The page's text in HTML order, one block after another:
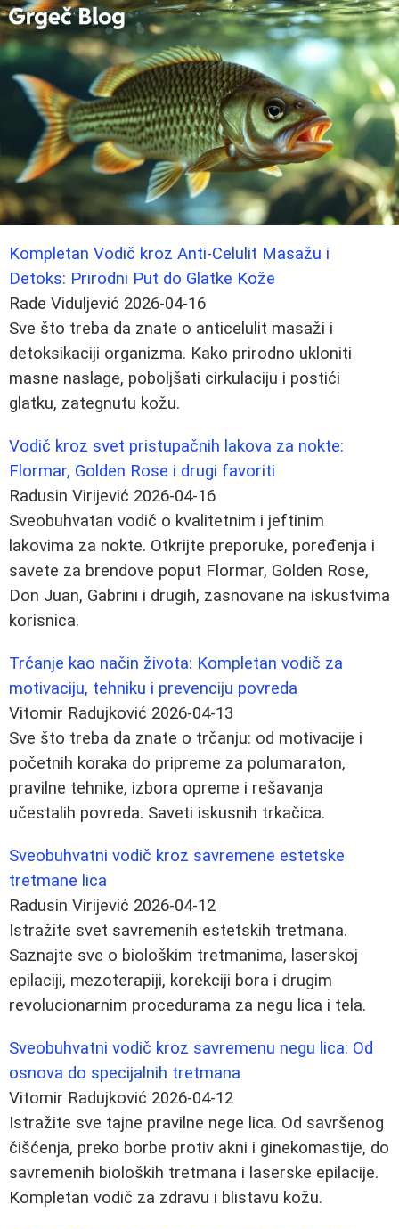
Kompletan Vodič kroz Anti-Celulit Masažu i
Detoks: Prirodni Put do Glatke Kože
Rade Viduljević 2026-04-16
Sve što treba da znate o anticelulit masaži i
detoksikaciji organizma. Kako prirodno ukloniti
masne naslage, poboljšati cirkulaciju i postići
glatku, zategnutu kožu.
Vodič kroz svet pristupačnih lakova za nokte:
Flormar, Golden Rose i drugi favoriti
Radusin Virijević 2026-04-16
Sveobuhvatan vodič o kvalitetnim i jeftinim
lakovima za nokte. Otkrijte preporuke, poređenja i
savete za brendove poput Flormar, Golden Rose,
Don Juan, Gabrini i drugih, zasnovane na iskustvima
korisnica.
Trčanje kao način života: Kompletan vodič za
motivaciju, tehniku i prevenciju povreda
Vitomir Radujković 2026-04-13
Sve što treba da znate o trčanju: od motivacije i
početnih koraka do pripreme za polumaraton,
pravilne tehnike, izbora opreme i rešavanja
učestalih povreda. Saveti iskusnih trkačica.
Sveobuhvatni vodič kroz savremene estetske
tretmane lica
Radusin Virijević 2026-04-12
Istražite svet savremenih estetskih tretmana.
Saznajte sve o biološkim tretmanima, laserskoj
epilaciji, mezoterapiji, korekciji bora i drugim
revolucionarnim procedurama za negu lica i tela.
Sveobuhvatni vodič kroz savremenu negu lica: Od
osnova do specijalnih tretmana
Vitomir Radujković 2026-04-12
Istražite sve tajne pravilne nege lica. Od savršenog
čišćenja, preko borbе protiv akni i ginekomastije, do
savremenih bioloških tretmana i laserske epilacije.
Kompletan vodič za zdravu i blistavu kožu.